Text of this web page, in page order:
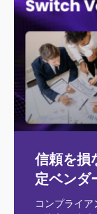
信頼を損
定ベンダ
コンプライ